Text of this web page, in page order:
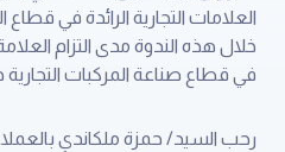
العلامات التجارية الرائدة في
خلال هذه الندوة مدى التزام
في قطاع صناعة المركبات التجارية
رحب السيد/ حمزة ملكاندي بالعملاء